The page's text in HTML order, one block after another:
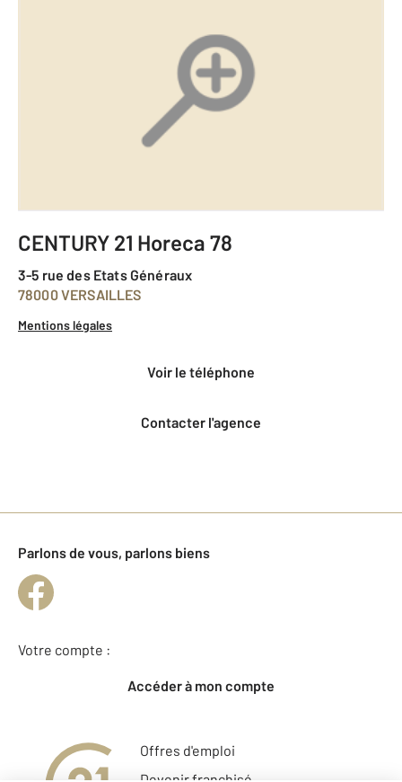
CENTURY 21 Horeca 78
3-5 rue des Etats Généraux
78000 VERSAILLES
Mentions légales
voir le téléphone
Contacter l'agence
Parlons de vous, parlons biens
Votre compte :
Accéder à mon compte
Offres d'emploi